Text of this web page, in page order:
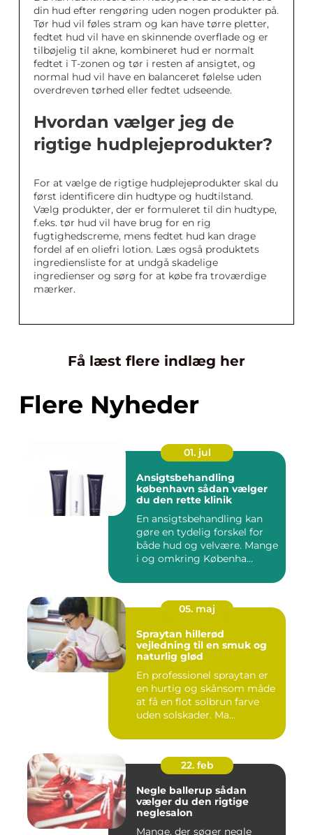
din hud efter rengøring uden nogen produkter på.
Tør hud vil føles stram og kan have tørre pletter,
fedtet hud vil have en skinnende overflade og er
tilbøjelig til akne, kombineret hud er normalt
fedtet i T-zonen og tør i resten af ansigtet, og
normal hud vil have en balanceret følelse uden
overdreven tørhed eller fedtet udseende.
Hvordan vælger jeg de
rigtige hudplejeprodukter?
For at vælge de rigtige hudplejeprodukter skal du
først identificere din hudtype og hudtilstand.
Vælg produkter, der er formuleret til din hudtype,
f.eks. tør hud vil have brug for en rig
fugtighedscreme, mens fedtet hud kan drage
fordel af en oliefri lotion. Læs også produktets
ingrediensliste for at undgå skadelige
ingredienser og sørg for at købe fra troværdige
mærker.
Få læst flere indlæg her
Flere Nyheder
01. jul
Ansigtsbehandling
københavn sådan vælger
du den rette klinik
En ansigtsbehandling kan
gøre en tydelig forskel for
både hud og velvære. Mange
i og omkring Københa...
05. maj
Spraytan hillerød
vejledning til en smuk og
naturlig glød
En professionel spraytan er
en hurtig og skånsom måde
at få en flot solbrun farve
uden solskader. Ma...
22. feb
Negle ballerup sådan
vælger du den rigtige
neglesalon
Mange, der søger negle